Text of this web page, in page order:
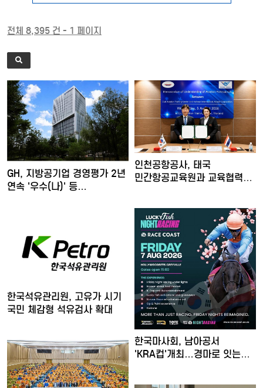
전체 8,395 건 - 1 페이지
GH, 지방공기업 경영평가 2년
연속 '우수(나)' 등…
인천공항공사, 태국
민간항공교육원과 교육협력
한국마사회, 남아공서
'KRA컵'개최…경마로 잇는
한국석유관리원, 고유가 시기
국민 체감형 석유검사 확대